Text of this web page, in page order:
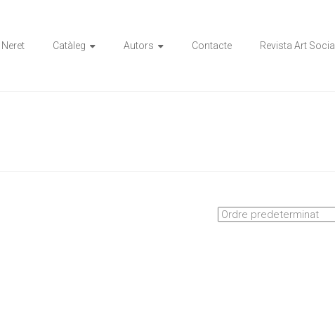
Neret Catàleg Autors Contacte Revista Art Social